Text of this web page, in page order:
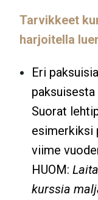
Tarvikkeet
harjoitella
Eri
paksuisesta
Suorat
esimerkiksi
viime
HUOM:
kurssia